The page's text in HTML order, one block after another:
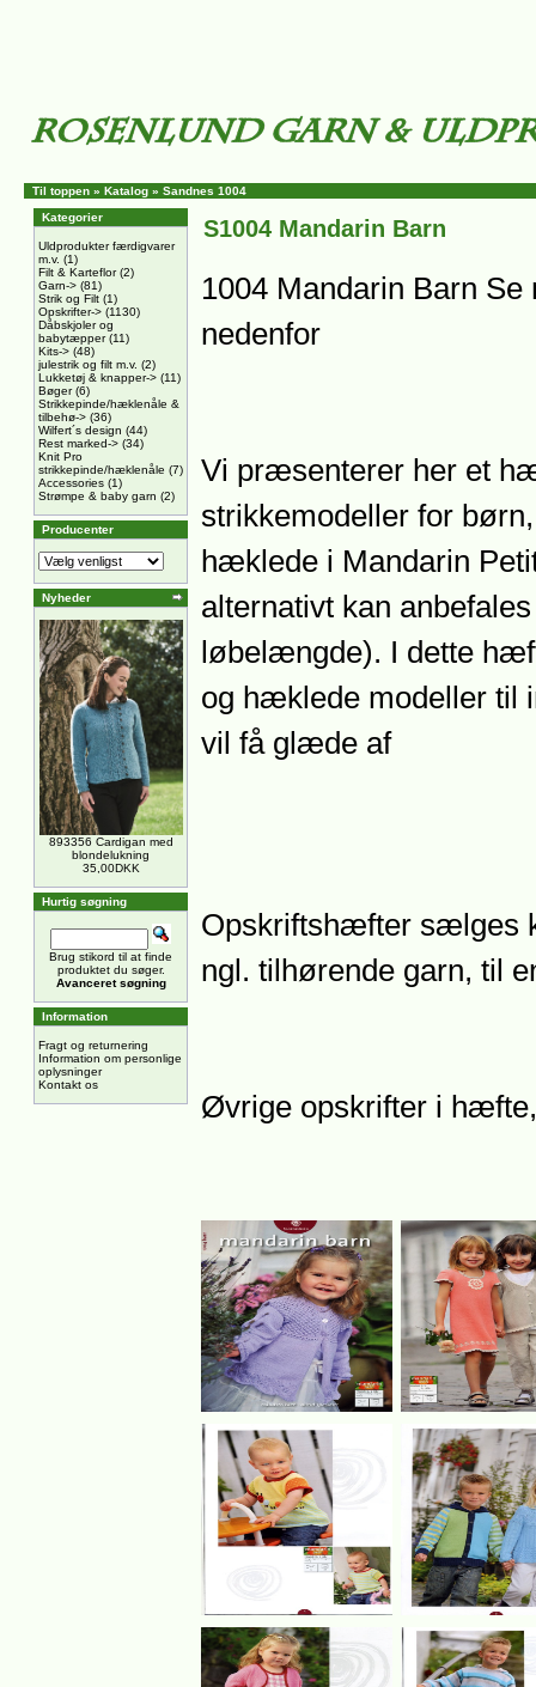
Til toppen » Katalog » Sandnes 1004
Kategorier
Uldprodukter færdigvarer
m.v. (1)
Filt & Karteflor(2)
Garn-> (81)
Strik og Filt (1)
Opskrifter-> (1130)
Dåbskjoler og
babytæpper(11)
Kits-> (48)
julestrik og filt m.v. (2)
Lukketøj & knapper-> (11)
Bøger(6)
Strikkepinde/hæklenåle &
tilbehø-> (36)
Wilfert´s design (44)
Rest marked-> (34)
Knit Pro
strikkepinde/hæklenåle (7)
Accessories (1)
Strømpe & baby garn (2)
Producenter
Nyheder
893356 Cardigan med
blondelukning
35,00DKK
Hurtig søgning
Brug stikord til at finde
produktet du søger.
Avanceret søgning
Information
Fragt og returnering
Information om personlige
oplysninger
Kontakt os
S1004 Mandarin Barn
1004 Mandarin Barn Se
nedenfor
Vi præsenterer her et
strikkemodeller for
hæklede i Mandarin
alternativt kan
løbelængde). I dette
og hæklede modeller til
vil få glæde af
Opskriftshæfter sælges
ngl. tilhørende garn, til
Øvrige opskrifter i